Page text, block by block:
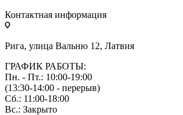
Контактная информация
Рига, улица Вальню 12, Латвия
ГРАФИК РАБОТЫ:
Пн. - Пт.: 10:00-19:00
(13:30-14:00 - перерыв)
Сб.: 11:00-18:00
Вс.: Закрыто